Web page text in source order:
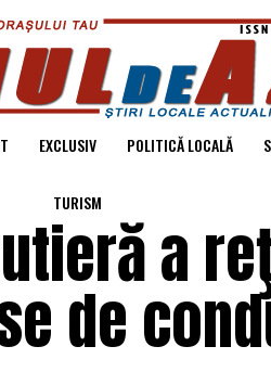
EXCLUSIV POLITICĂ LOCALĂ
TURISM
a
de